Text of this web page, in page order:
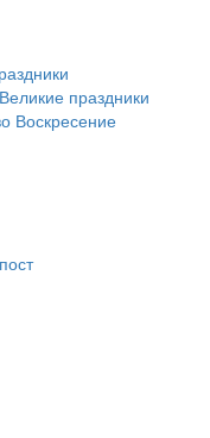
праздники
Воскресение